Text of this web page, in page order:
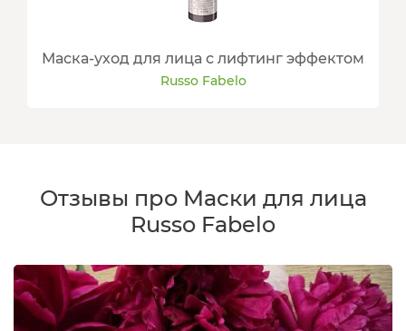
Маска-уход для лица с лифтинг эффектом
Russo Fabelo
Отзывы про Маски для лица
Russo Fabelo